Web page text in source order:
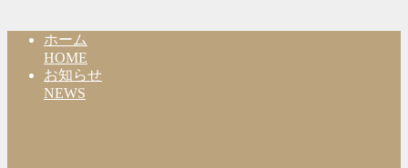
ホーム
HOME
お知らせ
NEWS